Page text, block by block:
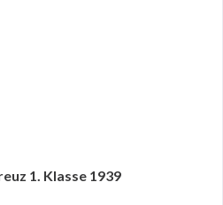
1. Klasse 1939